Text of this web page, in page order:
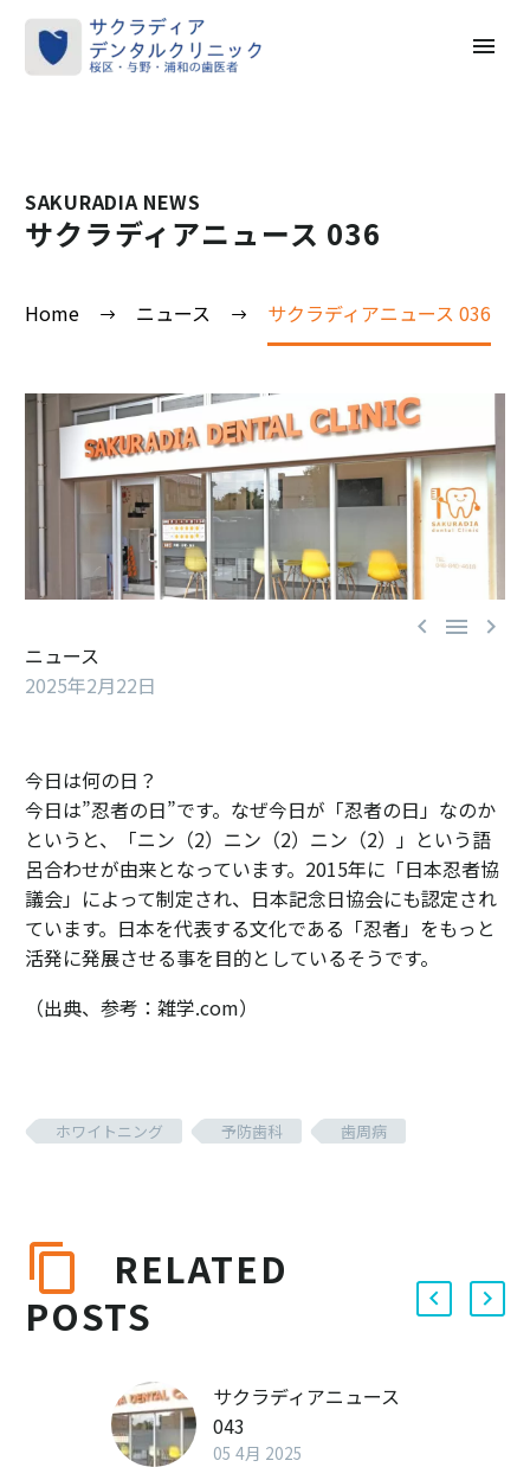
SAKURADIA NEWS
サクラディアニュース 036
Home ニュース サクラディアニュース 036
  
ニュース
2025年2月22日
今日は何の日？
今日は”忍者の日”です。なぜ今日が「忍者の日」なのか
というと、「ニン（2）ニン（2）ニン（2）」という語
呂合わせが由来となっています。2015年に「日本忍者協
議会」によって制定され、日本記念日協会にも認定され
ています。日本を代表する文化である「忍者」をもっと
活発に発展させる事を目的としているそうです。
（出典、参考：雑学.com）
ホワイトニング 予防歯科 歯周病
RELATED
POSTS
サクラディアニュース
043
05 4月 2025